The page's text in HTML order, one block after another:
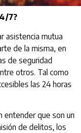
7?
asistencia mutua
de la misma, en
de seguridad
otros. Tal como
las 24 horas
entender que son un
de delitos, los